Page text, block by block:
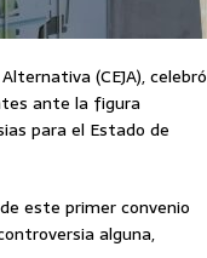
(CEJA), celebró
ante la figura
para el Estado de
este primer convenio
alguna,